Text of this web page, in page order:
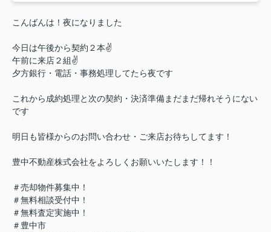
こんばんは！夜になりました
今日は午後から契約２本✌
午前に来店２組✌
夕方銀行・電話・事務処理してたら夜です
これから成約処理と次の契約・決済準備まだまだ帰れそうにない
です
明日も皆様からのお問い合わせ・ご来店お待ちしてます！
豊中不動産株式会社をよろしくお願いいたします！！
＃売却物件募集中！
＃無料相談受付中！
＃無料査定実施中！
＃豊中市